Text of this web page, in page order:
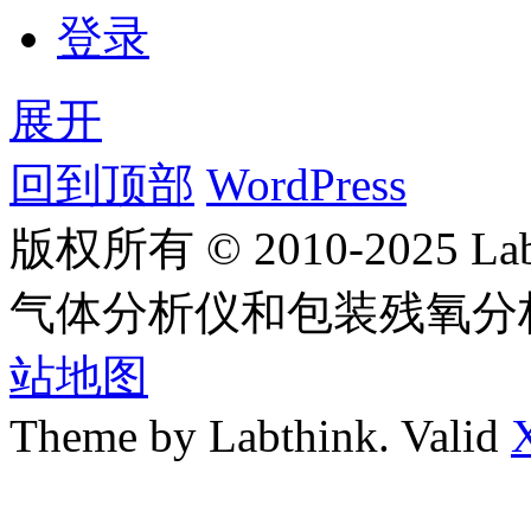
登录
展开
回到顶部 WordPress
版权所有 © 2010-2025
气体分析仪和包装残氧
站地图
Theme by Labthink. Valid